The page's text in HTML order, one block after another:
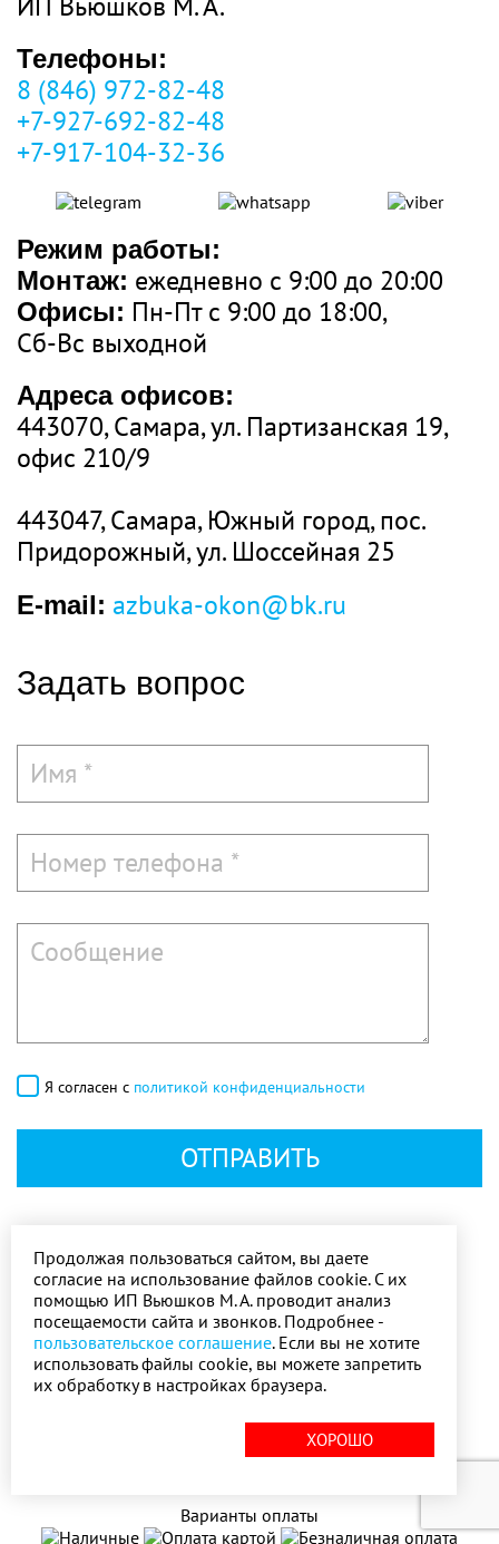
Телефоны:
8 (846) 972-82-48
+7-927-692-82-48
+7-917-104-32-36
Режим работы:
Монтаж: ежедневно с 9:00 до 20:00
Офисы: Пн-Пт с 9:00 до 18:00,
Сб-Вс выходной
Адреса офисов:
443070,Самара, ул. Партизанская 19,
офис 210/9
443047,Самара, Южный город, пос.
Придорожный, ул. Шоссейная 25
E-mail: azbuka-okon@bk.ru
Задать вопрос
Я согласен с политикой конфиденциальности
ОТПРАВИТЬ
Карта сайта
(с) 2006-2026 Изготовление и монтаж оконных
Варианты оплаты
Продолжая пользоваться сайтом, вы даете
согласие на использование файлов cookie. С их
помощью ИП Вьюшков М. А. проводит анализ
посещаемости сайта и звонков. Подробнее -
пользовательское соглашение. Если вы не хотите
использовать файлы cookie, вы можете запретить
их обработку в настройках браузера.
ХОРОШО